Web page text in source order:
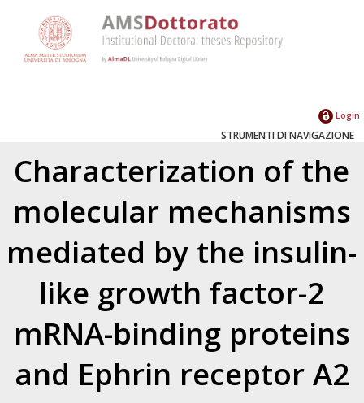
Login
STRUMENTI DI NAVIGAZIONE
Characterization of the
molecular mechanisms
mediated by the insulin-
like growth factor-2
mRNA-binding proteins
and Ephrin receptor A2